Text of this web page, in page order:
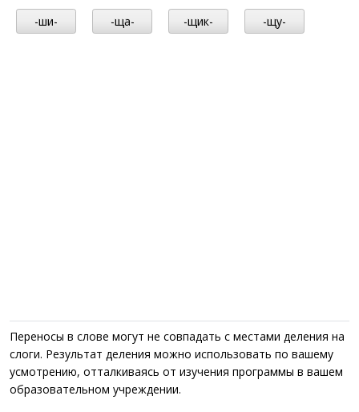
-ши- -ща- -щик- -щу-
Переносы в слове могут не совпадать с местами деления на
слоги. Результат деления можно использовать по вашему
усмотрению, отталкиваясь от изучения программы в вашем
образовательном учреждении.